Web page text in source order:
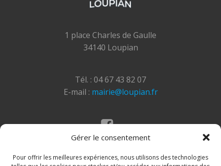
Gérer le consentement
Pour offrir les meilleures expériences, nous utilisons des technologies
1 place Charles de Gaulle
34140 Loupian
Tél. : 04 67 43 82 07
E-mail : mairie@loupian.fr